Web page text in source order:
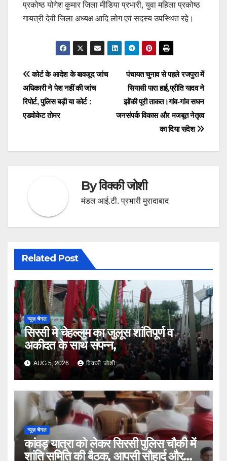
प्रकोष्ठ योगेश कुमार जिला मीडिया प्रभारी, युवा महिला प्रकोष्ठ
गायत्री देवी जिला अध्यक्ष आदि लोग एवं सदस्य उपस्थित रहे।
Post
navigation
‎पंचायत चुनाव से पहले रजपुरा में
सियासी पारा हाई,प्रीति यादव ने
झोंकी पूरी ताकत।‎‎गांव-गांव सघन
जनसंपर्क विकास और मजबूत नेतृत्व
का दिया संदेश
कोर्ट के आदेश के बावजूद जांच
अधिकारी ने पेश नहीं की जांच
रिपोर्ट, पुलिस बड़ी या कोर्ट :
एडवोकेट तोमर
Byविक्की जोशी
मंडल आई.टी. प्रभारी मुरादाबाद
Related Post
न्यूज़ चैनल
सिरसी मे चेहल्लुम का जुलूस शांतिपूर्ण व
अकीदत के साथ संपन्न,
AUG 5, 2026 विक्की जोशी
न्यूज़ चैनल
कांवड़ यात्रा को लेकर सिरसी पुलिस चौकी में
शांति समिति की बैठक, आपसी सौहार्द और